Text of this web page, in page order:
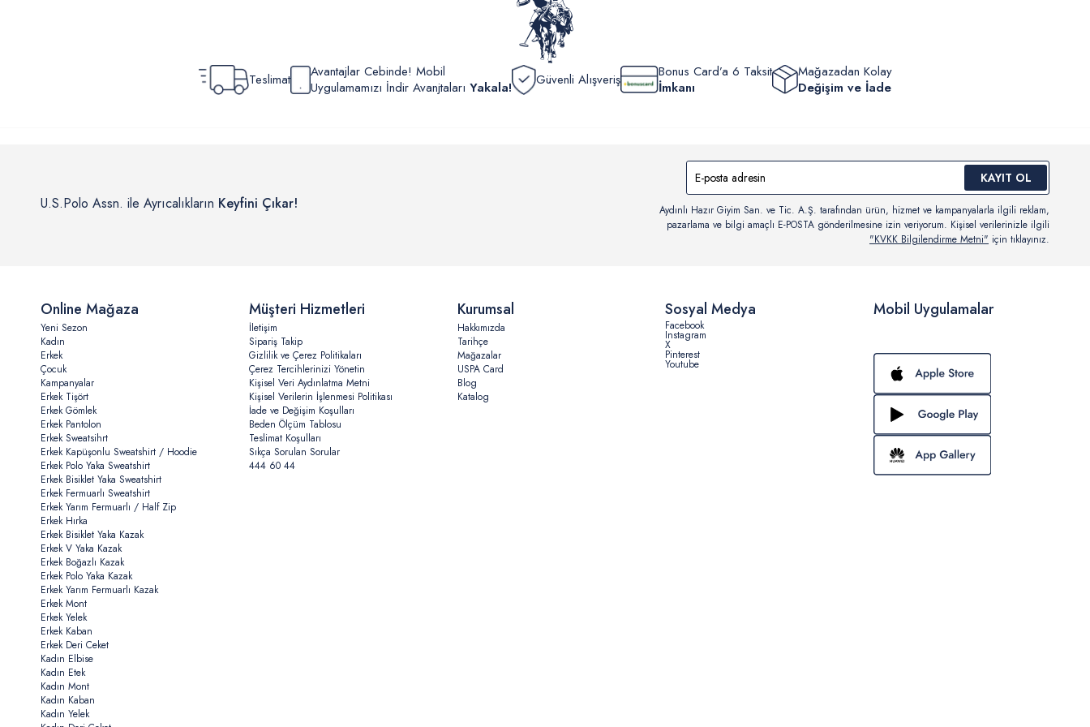
Teslimat
Avantajlar Cebinde! Mobil
Uygulamamızı İndir Avanjtaları Yakala! Güvenli Alışveriş
Bonus Card’a 6 Taksit
İmkanı
Mağazadan Kolay
Değişim ve İade
U.S.Polo Assn. ile Ayrıcalıkların Keyfini Çıkar!
KAYIT OL
Aydınlı Hazır Giyim San. ve Tic. A.Ş. tarafından ürün, hizmet ve kampanyalarla ilgili reklam,
pazarlama ve bilgi amaçlı E-POSTA gönderilmesine izin veriyorum. Kişisel verilerinizle ilgili
"KVKK Bilgilendirme Metni" için tıklayınız.
Mobil Uygulamalar
Online Mağaza
Yeni Sezon
Kadın
Erkek
Çocuk
Kampanyalar
Erkek Tişört
Erkek Gömlek
Erkek Pantolon
Erkek Sweatsihrt
Erkek Kapüşonlu Sweatshirt / Hoodie
Erkek Polo Yaka Sweatshirt
Erkek Bisiklet Yaka Sweatshirt
Erkek Fermuarlı Sweatshirt
Erkek Yarım Fermuarlı / Half Zip
Erkek Hırka
Erkek Bisiklet Yaka Kazak
Erkek V Yaka Kazak
Erkek Boğazlı Kazak
Erkek Polo Yaka Kazak
Erkek Yarım Fermuarlı Kazak
Erkek Mont
Erkek Yelek
Erkek Kaban
Erkek Deri Ceket
Kadın Elbise
Kadın Etek
Kadın Mont
Kadın Kaban
Kadın Yelek
Müşteri Hizmetleri
İletişim
Sipariş Takip
Gizlilik ve Çerez Politikaları
Çerez Tercihlerinizi Yönetin
Kişisel Veri Aydınlatma Metni
Kişisel Verilerin İşlenmesi Politikası
İade ve Değişim Koşulları
Beden Ölçüm Tablosu
Teslimat Koşulları
Sıkça Sorulan Sorular
444 60 44
Kurumsal
Hakkımızda
Tarihçe
Mağazalar
USPA Card
Blog
Katalog
Sosyal Medya
Facebook
Instagram
X
Pinterest
Youtube